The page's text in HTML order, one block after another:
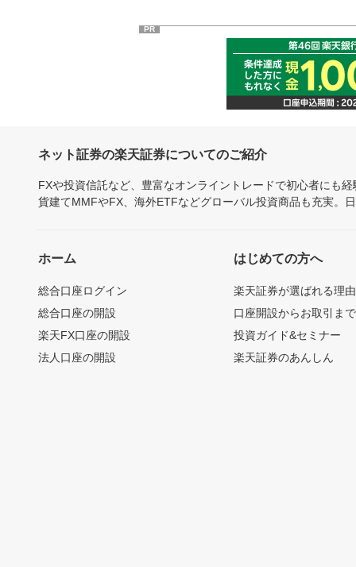
PR
ネット証券の楽天証券についてのご紹介
FXや投資信託など、豊富なオンライントレードで初心者にも
貨建てMMFやFX、海外ETFなどグローバル投資商品も充実。
ホーム
総合口座ログイン
総合口座の開設
楽天FX口座の開設
法人口座の開設
はじめての方へ
楽天証券が選ばれる理由
口座開設からお取引ま
投資ガイド&セミナー
楽天証券のあんしん